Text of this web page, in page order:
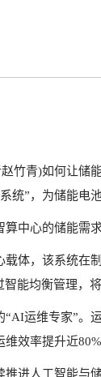
竹青)如何让储
统”，为储能电
中心的储能需
载体，该系统在
能均衡管理，
“AI运维专家”。
效率提升近
推进人工智能与